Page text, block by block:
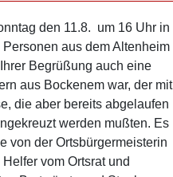
den 11.8. um 16 Uhr in
aus dem Altenheim
Begrüßung auch eine
aus Bockenem war, der mit
die aber bereits abgelaufen
werden mußten. Es
von der Ortsbürgermeisterin
vom Ortsrat und